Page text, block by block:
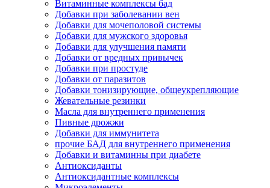
Витаминные комплексы бад
Добавки при заболевании вен
Добавки для мочеполовой системы
Добавки для мужского здоровья
Добавки для улучшения памяти
Добавки от вредных привычек
Добавки при простуде
Добавки от паразитов
Добавки тонизирующие, общеукрепляющие
Жевательные резинки
Масла для внутреннего применения
Пивные дрожжи
Добавки для иммунитета
прочие БАД для внутреннего применения
Добавки и витаминны при диабете
Антиоксиданты
Антиоксидантные комплексы